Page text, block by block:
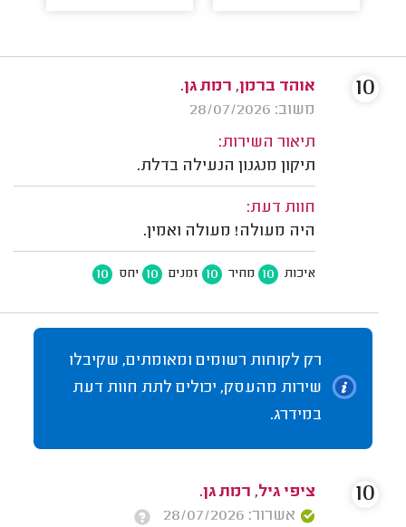
אוהד ברמן, רמת גן.
משוב: 28/07/2026
תיאור השירות:
תיקון מנגנון הנעילה בדלת.
חוות דעת:
היה מעולה! מעולה ואמין.
איכות 10 מחיר 10 זמנים 10 יחס 10
10
רק לקוחות רשומים ומאומתים, שקיבלו
שירות מהעסק, יכולים לתת חוות דעת
במידרג.
ציפי גיל, רמת גן.
אשרור: 28/07/2026
10